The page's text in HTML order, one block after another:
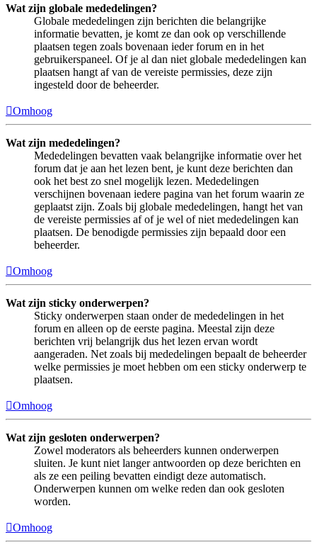
Wat zijn globale mededelingen?
Globale mededelingen zijn berichten die belangrijke
informatie bevatten, je komt ze dan ook op verschillende
plaatsen tegen zoals bovenaan ieder forum en in het
gebruikerspaneel. Of je al dan niet globale mededelingen kan
plaatsen hangt af van de vereiste permissies, deze zijn
ingesteld door de beheerder.
Omhoog
Wat zijn mededelingen?
Mededelingen bevatten vaak belangrijke informatie over het
forum dat je aan het lezen bent, je kunt deze berichten dan
ook het best zo snel mogelijk lezen. Mededelingen
verschijnen bovenaan iedere pagina van het forum waarin ze
geplaatst zijn. Zoals bij globale mededelingen, hangt het van
de vereiste permissies af of je wel of niet mededelingen kan
plaatsen. De benodigde permissies zijn bepaald door een
beheerder.
Omhoog
Wat zijn sticky onderwerpen?
Sticky onderwerpen staan onder de mededelingen in het
forum en alleen op de eerste pagina. Meestal zijn deze
berichten vrij belangrijk dus het lezen ervan wordt
aangeraden. Net zoals bij mededelingen bepaalt de beheerder
welke permissies je moet hebben om een sticky onderwerp te
plaatsen.
Omhoog
Wat zijn gesloten onderwerpen?
Zowel moderators als beheerders kunnen onderwerpen
sluiten. Je kunt niet langer antwoorden op deze berichten en
als ze een peiling bevatten eindigt deze automatisch.
Onderwerpen kunnen om welke reden dan ook gesloten
worden.
Omhoog